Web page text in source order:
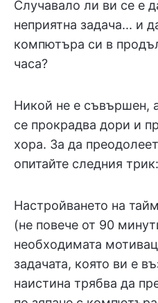
Случавало ли ви се е
неприятна задача... и
компютъра си в
часа?
Никой не е съвършен,
се прокрадва дори и
хора. За да
опитайте следния
Настройването на
(не повече от 90
необходимата
задачата, която ви е
наистина трябва да